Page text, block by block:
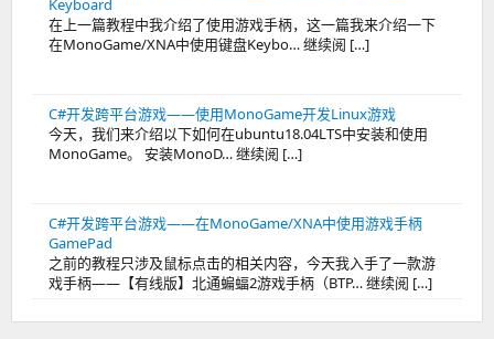
Keyboard
在上一篇教程中我介绍了使用游戏手柄，这一篇我来介绍一下
在MonoGame/XNA中使用键盘Keybo… 继续阅 […]
C#开发跨平台游戏——使用MonoGame开发Linux游戏
今天，我们来介绍以下如何在ubuntu18.04LTS中安装和使用
MonoGame。 安装MonoD… 继续阅 […]
C#开发跨平台游戏——在MonoGame/XNA中使用游戏手柄
GamePad
之前的教程只涉及鼠标点击的相关内容，今天我入手了一款游
戏手柄——【有线版】北通蝙蝠2游戏手柄（BTP… 继续阅 […]